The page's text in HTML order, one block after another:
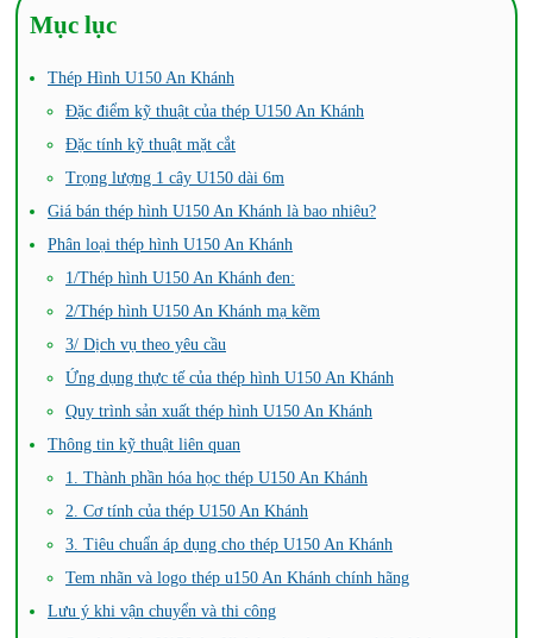
Mục lục
Thép Hình U150 An Khánh
Đặc điểm kỹ thuật của thép U150 An Khánh
Đặc tính kỹ thuật mặt cắt
Trọng lượng 1 cây U150 dài 6m
Giá bán thép hình U150 An Khánh là bao nhiêu?
Phân loại thép hình U150 An Khánh
1/Thép hình U150 An Khánh đen:
2/Thép hình U150 An Khánh mạ kẽm
3/ Dịch vụ theo yêu cầu
Ứng dụng thực tế của thép hình U150 An Khánh
Quy trình sản xuất thép hình U150 An Khánh
Thông tin kỹ thuật liên quan
1. Thành phần hóa học thép U150 An Khánh
2. Cơ tính của thép U150 An Khánh
3. Tiêu chuẩn áp dụng cho thép U150 An Khánh
Tem nhãn và logo thép u150 An Khánh chính hãng
Lưu ý khi vận chuyển và thi công